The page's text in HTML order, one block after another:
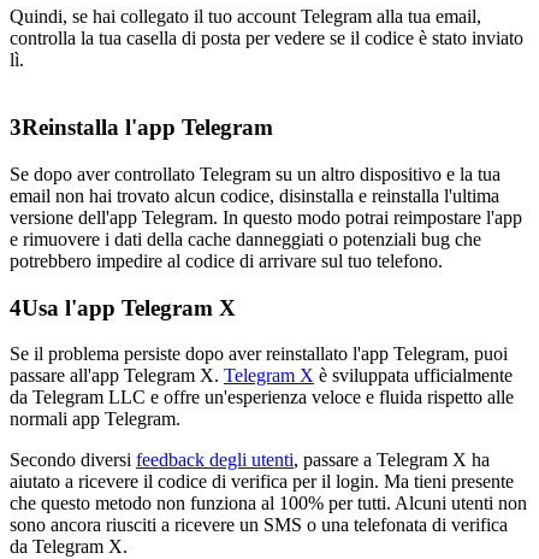
Quindi, se hai collegato il tuo account Telegram alla tua email,
controlla la tua casella di posta per vedere se il codice è stato inviato
lì.
3Reinstalla l'app Telegram
Se dopo aver controllato Telegram su un altro dispositivo e la tua
email non hai trovato alcun codice, disinstalla e reinstalla l'ultima
versione dell'app Telegram. In questo modo potrai reimpostare l'app
e rimuovere i dati della cache danneggiati o potenziali bug che
potrebbero impedire al codice di arrivare sul tuo telefono.
4Usa l'app Telegram X
Se il problema persiste dopo aver reinstallato l'app Telegram, puoi
passare all'app Telegram X. Telegram X è sviluppata ufficialmente
da Telegram LLC e offre un'esperienza veloce e fluida rispetto alle
normali app Telegram.
Secondo diversi feedback degli utenti, passare a Telegram X ha
aiutato a ricevere il codice di verifica per il login. Ma tieni presente
che questo metodo non funziona al 100% per tutti. Alcuni utenti non
sono ancora riusciti a ricevere un SMS o una telefonata di verifica
da Telegram X.